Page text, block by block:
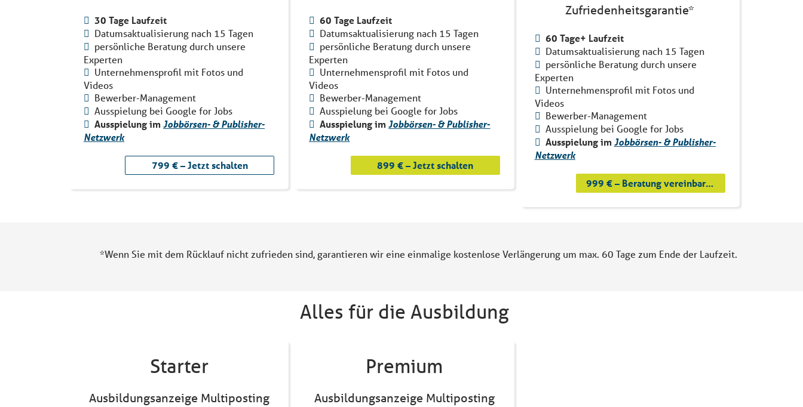
30 Tage Laufzeit
Datumsaktualisierung nach 15 Tagen
persönliche Beratung durch unsere
Experten
Unternehmensprofil mit Fotos und
Videos
Bewerber-Management
Ausspielung bei Google for Jobs
Ausspielung imJobbörsen- & Publisher-
Netzwerk
799 € – Jetzt schalten
60 Tage Laufzeit
Datumsaktualisierung nach 15 Tagen
persönliche Beratung durch unsere
Experten
Unternehmensprofil mit Fotos und
Videos
Bewerber-Management
Ausspielung bei Google for Jobs
Ausspielung imJobbörsen- & Publisher-
Netzwerk
899 € – Jetzt schalten
Zufriedenheitsgarantie*
60 Tage+ Laufzeit
Datumsaktualisierung nach 15 Tagen
persönliche Beratung durch unsere
Experten
Unternehmensprofil mit Fotos und
Videos
Bewerber-Management
Ausspielung bei Google for Jobs
Ausspielung imJobbörsen- & Publisher-
Netzwerk
999 € – Beratung vereinbaren
*Wenn Sie mit dem Rücklauf nicht zufrieden sind, garantieren wir eine einmalige kostenlose Verlängerung um max. 60 Tage zum Ende der Laufzeit.
Alles für die Ausbildung
Starter
Ausbildungsanzeige Multiposting
Premium
Ausbildungsanzeige Multiposting